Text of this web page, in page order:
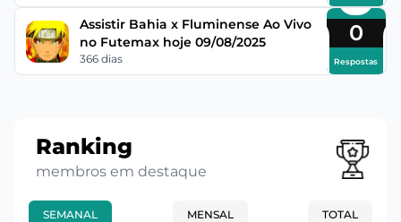
Assistir Bahia x Fluminense Ao Vivo
no Futemax hoje 09/08/2025
366 dias
0
Respostas
Ranking
membros em destaque
SEMANAL MENSAL TOTAL